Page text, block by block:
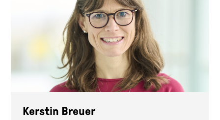
Kerstin Breuer